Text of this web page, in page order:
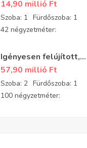
kis téglaház eladó
14,90 millió Ft
Szoba: 1 Fürdőszoba: 1
42 négyzetméter:
Igényesen felújított,
patika állapotú családi
ház Gyulavári
központjának
közelében
57,90 millió Ft
Szoba: 2 Fürdőszoba: 1
100 négyzetméter: